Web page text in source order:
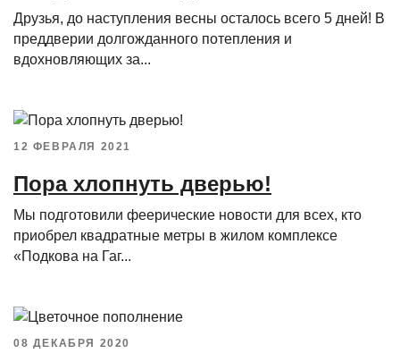
Друзья, до наступления весны осталось всего 5 дней! В
преддверии долгожданного потепления и
вдохновляющих за...
12 ФЕВРАЛЯ 2021
Пора хлопнуть дверью!
Мы подготовили феерические новости для всех, кто
приобрел квадратные метры в жилом комплексе
«Подкова на Гаг...
08 ДЕКАБРЯ 2020